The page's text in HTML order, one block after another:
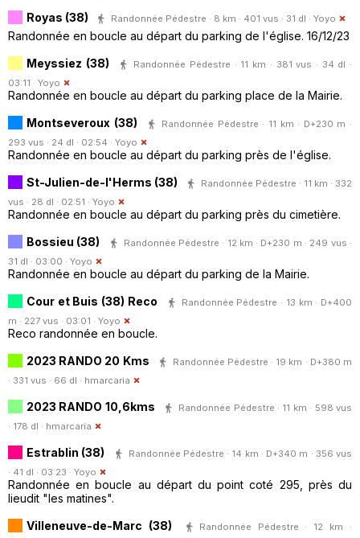
Royas (38) Randonnée Pédestre · 8 km · 401 vus · 31 dl · Yoyo
Randonnée en boucle au départ du parking de l'église. 16/12/23
Meyssiez (38)
Randonnée Pédestre · 11 km · 381 vus · 34 dl ·
03:11 · Yoyo
Randonnée en boucle au départ du parking place de la Mairie.
Montseveroux (38)
Randonnée Pédestre · 11 km · D+230 m ·
293 vus · 24 dl · 02:54 · Yoyo
Randonnée en boucle au départ du parking près de l'église.
St-Julien-de-l'Herms (38)
Randonnée Pédestre · 11 km · 332
vus · 28 dl · 02:51 · Yoyo
Randonnée en boucle au départ du parking près du cimetière.
Bossieu (38)
Randonnée Pédestre · 12 km · D+230 m · 249 vus ·
31 dl · 03:00 · Yoyo
Randonnée en boucle au départ du parking de la Mairie.
Cour et Buis (38) Reco
Randonnée Pédestre · 13 km · D+400
m · 227 vus · 03:01 · Yoyo
Reco randonnée en boucle.
2023 RANDO 20 Kms
Randonnée Pédestre · 19 km · D+380 m
· 331 vus · 66 dl · hmarcaria
2023 RANDO 10,6kms
Randonnée Pédestre · 11 km · 598 vus
· 178 dl · hmarcaria
Estrablin (38)
Randonnée Pédestre · 14 km · D+340 m · 356 vus
· 41 dl · 03:23 · Yoyo
Randonnée en boucle au départ du point coté 295, près du
lieudit "les matines".
Villeneuve-de-Marc (38)
Randonnée Pédestre · 12 km ·